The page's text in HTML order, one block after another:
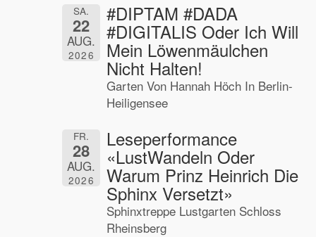
SA.
22
AUG.
2026
#DIPTAM #DADA
#DIGITALIS Oder Ich Will
Mein Löwenmäulchen
Nicht Halten!
Garten Von Hannah Höch In Berlin-
Heiligensee
FR.
28
AUG.
2026
Leseperformance
«LustWandeln Oder
Warum Prinz Heinrich Die
Sphinx Versetzt»
Sphinxtreppe Lustgarten Schloss
Rheinsberg